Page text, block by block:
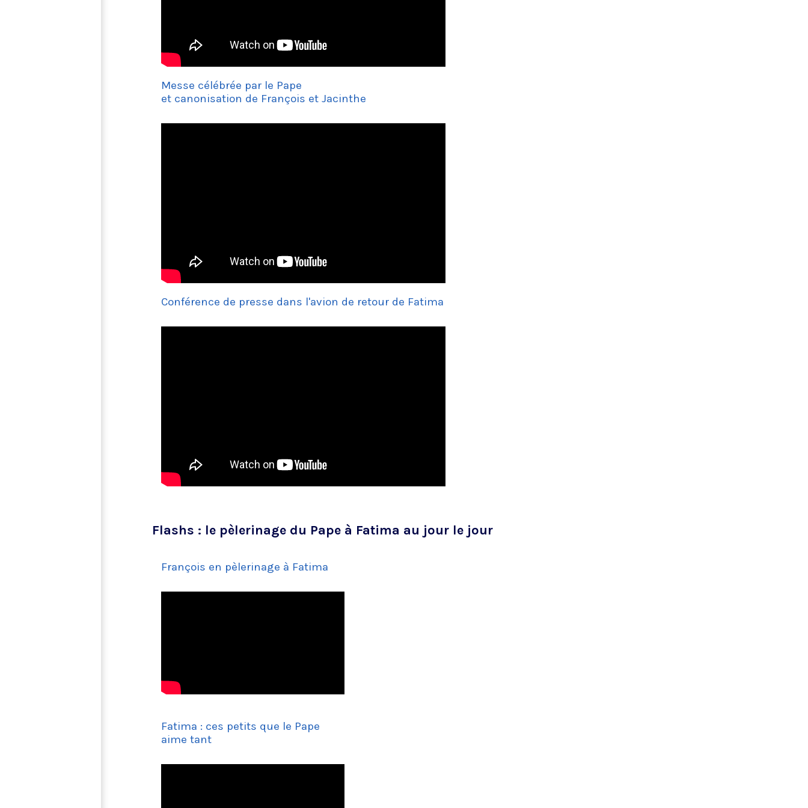
Messe célébrée par le Pape
et canonisation de François et Jacinthe
Conférence de presse dans l'avion de retour de Fatima
Flashs : le pèlerinage du Pape à Fatima au jour le jour
François en pèlerinage à Fatima
Fatima : ces petits que le Pape
aime tant